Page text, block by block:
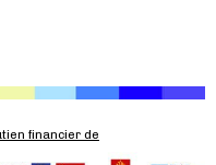
financier de